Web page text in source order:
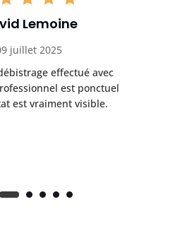
Lemoine
juillet 2025
effectué avec
est ponctuel
est vraiment visible.